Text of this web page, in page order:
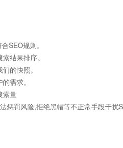
SEO规则。
结果排序。
的快照。
需求。
索量
罚风险,拒绝黑帽等不正常手段干扰